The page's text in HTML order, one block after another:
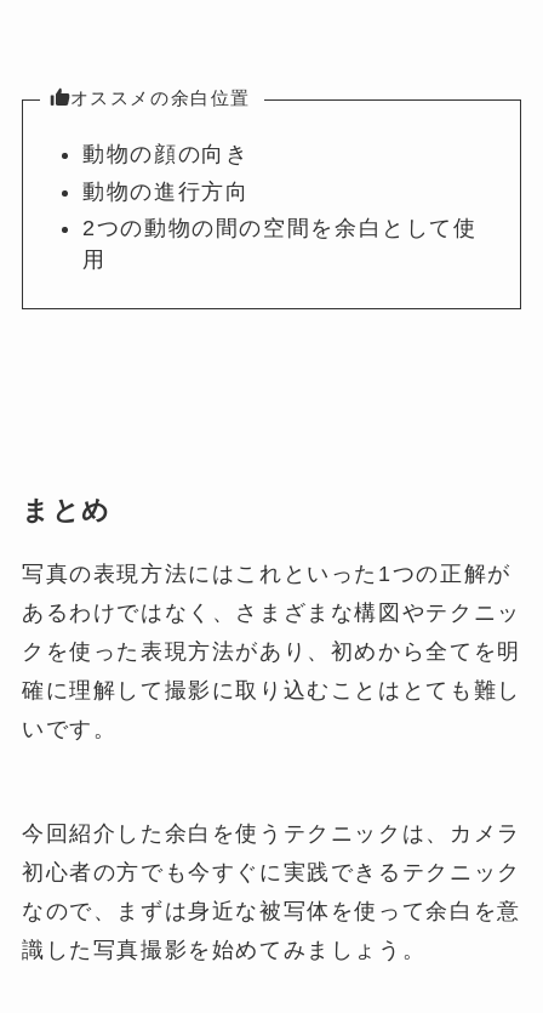
オススメの余白位置
動物の顔の向き
動物の進行方向
2つの動物の間の空間を余白として使
用
まとめ
写真の表現方法にはこれといった1つの正解が
あるわけではなく、さまざまな構図やテクニッ
クを使った表現方法があり、初めから全てを明
確に理解して撮影に取り込むことはとても難し
いです。
今回紹介した余白を使うテクニックは、カメラ
初心者の方でも今すぐに実践できるテクニック
なので、まずは身近な被写体を使って余白を意
識した写真撮影を始めてみましょう。